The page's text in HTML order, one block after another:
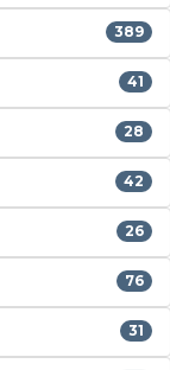
389
41
28
42
26
76
31